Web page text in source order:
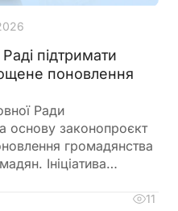
підтримати
поновлення
Ради
основу законопроєкт
громадянства
Ініціатива
України та
11